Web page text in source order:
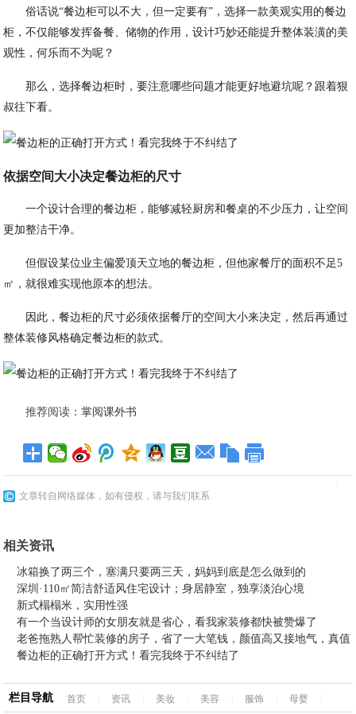
俗话说“餐边柜可以不大，但一定要有”，选择一款美观实用的餐边
柜，不仅能够发挥备餐、储物的作用，设计巧妙还能提升整体装潢的美
观性，何乐而不为呢？
那么，选择餐边柜时，要注意哪些问题才能更好地避坑呢？跟着狠
叔往下看。
依据空间大小决定餐边柜的尺寸
一个设计合理的餐边柜，能够减轻厨房和餐桌的不少压力，让空间
更加整洁干净。
但假设某位业主偏爱顶天立地的餐边柜，但他家餐厅的面积不足5
㎡，就很难实现他原本的想法。
因此，餐边柜的尺寸必须依据餐厅的空间大小来决定，然后再通过
整体装修风格确定餐边柜的款式。
推荐阅读：掌阅课外书
文章转自网络媒体，如有侵权，请与我们联系
相关资讯
冰箱换了两三个，塞满只要两三天，妈妈到底是怎么做到的
深圳·110㎡简洁舒适风住宅设计；身居静室，独享淡泊心境
新式榻榻米，实用性强
有一个当设计师的女朋友就是省心，看我家装修都快被赞爆了
老爸拖熟人帮忙装修的房子，省了一大笔钱，颜值高又接地气，真值
餐边柜的正确打开方式！看完我终于不纠结了
栏目导航 首页 资讯 美妆 美容 服饰 母婴